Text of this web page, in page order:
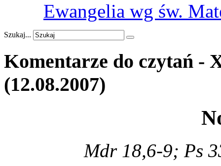
Ewangelia wg św.
Szukaj...
Komentarze do czytań -
(12.08.2007)
Mdr 18,6-9; Ps